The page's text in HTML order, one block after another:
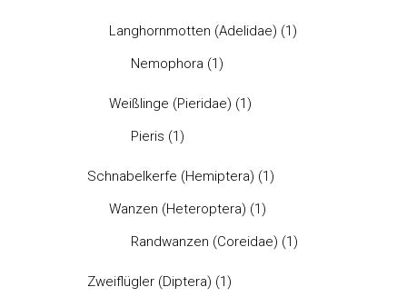
Langhornmotten (Adelidae) (1)
Nemophora (1)
Weißlinge (Pieridae) (1)
Pieris (1)
Schnabelkerfe (Hemiptera) (1)
Wanzen (Heteroptera) (1)
Randwanzen (Coreidae) (1)
Zweiflügler (Diptera) (1)